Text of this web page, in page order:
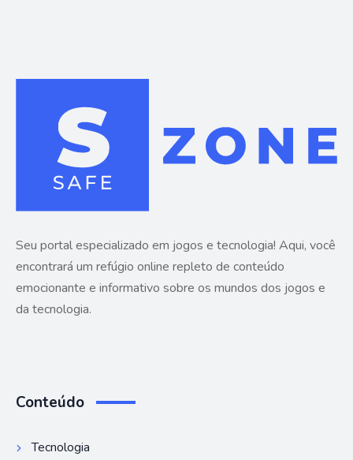
Seu portal especializado em jogos e tecnologia! Aqui, você
encontrará um refúgio online repleto de conteúdo
emocionante e informativo sobre os mundos dos jogos e
da tecnologia.
Conteúdo
Tecnologia